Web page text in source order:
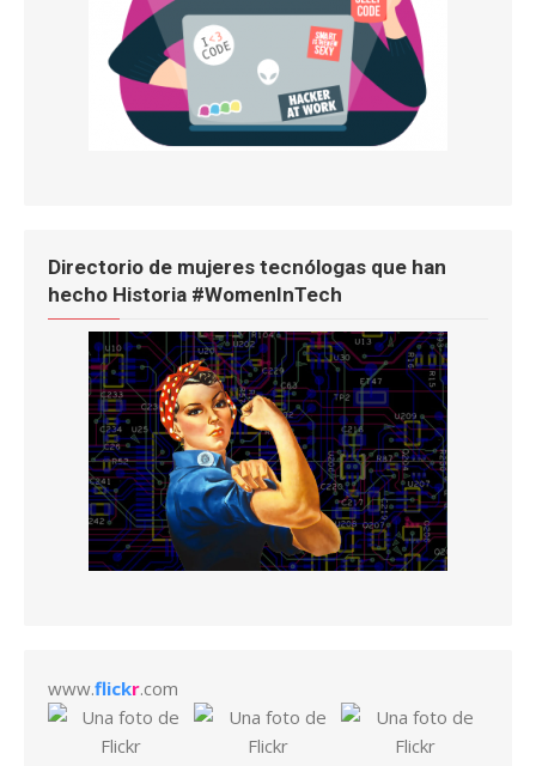
Directorio de mujeres tecnólogas que han
hecho Historia #WomenInTech
www.flickr.com